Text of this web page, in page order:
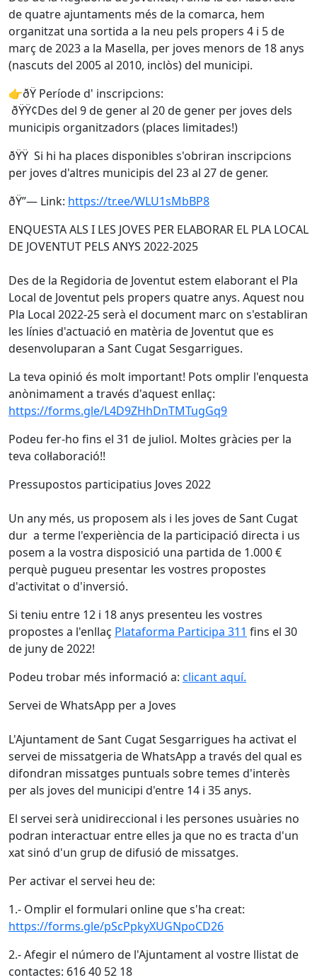
de quatre ajuntaments més de la comarca, hem
organitzat una sortida a la neu pels propers 4 i 5 de
març de 2023 a la Masella, per joves menors de 18 anys
(nascuts del 2005 al 2010, inclòs) del municipi.
👉ðŸ Període d' inscripcions:
ðŸŸ¢Des del 9 de gener al 20 de gener per joves dels
municipis organitzadors (places limitades!)
ðŸŸ Si hi ha places disponibles s'obriran inscripcions
per joves d'altres municipis del 23 al 27 de gener.
ðŸ”— Link: https://tr.ee/WLU1sMbBP8
ENQUESTA ALS I LES JOVES PER ELABORAR EL PLA LOCAL
DE JOVENTUT PELS ANYS 2022-2025
Des de la Regidoria de Joventut estem elaborant el Pla
Local de Joventut pels propers quatre anys. Aquest nou
Pla Local 2022-25 serà el document marc on s'establiran
les línies d'actuació en matèria de Joventut que es
desenvoluparan a Sant Cugat Sesgarrigues.
La teva opinió és molt important! Pots omplir l'enquesta
anònimament a través d'aquest enllaç:
https://forms.gle/L4D9ZHhDnTMTugGq9
Podeu fer-ho fins el 31 de juliol. Moltes gràcies per la
teva col·laboració!!
Pressupostos participatius Joves 2022
Un any més, us proposem als i les joves de Sant Cugat
dur a terme l'experiència de la participació directa i us
posem a la vostra disposició una partida de 1.000 €
perquè pugueu presentar les vostres propostes
d'activitat o d'inversió.
Si teniu entre 12 i 18 anys presenteu les vostres
propostes a l'enllaç Plataforma Participa 311 fins el 30
de juny de 2022!
Podeu trobar més informació a: clicant aquí.
Servei de WhatsApp per a Joves
L'Ajuntament de Sant Cugat Sesgarrigues ha activat el
servei de missatgeria de WhatsApp a través del qual es
difondran missatges puntuals sobre temes d'interès
per als joves del municipi d'entre 14 i 35 anys.
El servei serà unidireccional i les persones usuàries no
podran interactuar entre elles ja que no es tracta d'un
xat sinó d'un grup de difusió de missatges.
Per activar el servei heu de:
1.- Omplir el formulari online que s'ha creat:
https://forms.gle/pScPpkyXUGNpoCD26
2.- Afegir el número de l'Ajuntament al vostre llistat de
contactes: 616 40 52 18